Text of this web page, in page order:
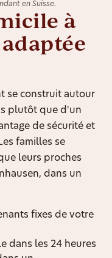
en Suisse.
à
se construit autour
plutôt que d'un
de sécurité et
familles se
leurs proches
dans un
fixes de votre
dans les 24 heures